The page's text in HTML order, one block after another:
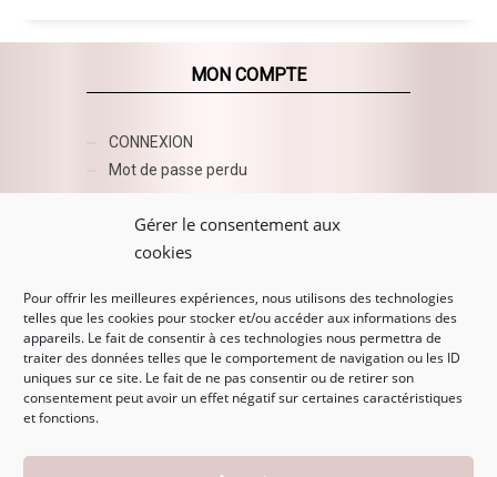
Gérer le consentement aux
cookies
Pour offrir les meilleures expériences, nous utilisons des technologies
telles que les cookies pour stocker et/ou accéder aux informations des
appareils. Le fait de consentir à ces technologies nous permettra de
traiter des données telles que le comportement de navigation ou les ID
uniques sur ce site. Le fait de ne pas consentir ou de retirer son
consentement peut avoir un effet négatif sur certaines caractéristiques
et fonctions.
MON COMPTE
CONNEXION
Mot de passe perdu
AZUR BEAUTY ESHOP